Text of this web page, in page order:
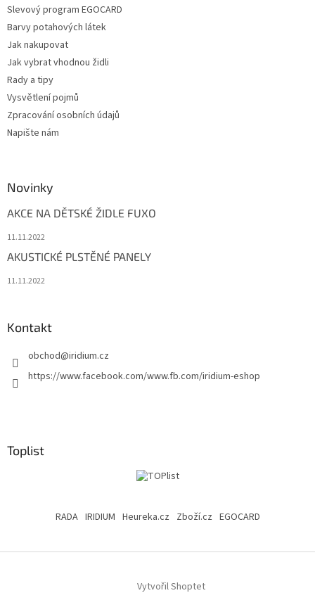
Slevový program EGOCARD
Barvy potahových látek
Jak nakupovat
Jak vybrat vhodnou židli
Rady a tipy
Vysvětlení pojmů
Zpracování osobních údajů
Napište nám
Novinky
AKCE NA DĚTSKÉ ŽIDLE FUXO
11.11.2022
AKUSTICKÉ PLSTĚNÉ PANELY
11.11.2022
Kontakt
obchod@iridium.cz
https://www.facebook.com/www.fb.com/iridium-eshop
Toplist
RADA IRIDIUM Heureka.cz Zboží.cz EGOCARD
Vytvořil Shoptet